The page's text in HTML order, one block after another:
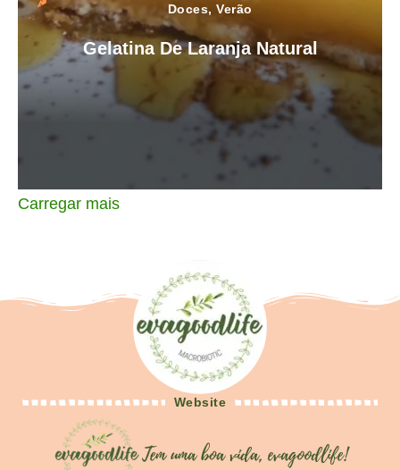
Doces,Verão
Gelatina De Laranja Natural
Carregar mais
Website